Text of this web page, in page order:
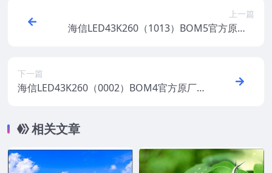
上一篇
海信LED43K260（1013）BOM5官方原厂U
下一篇
海信LED43K260（0002）BOM4官方原厂U
相关文章